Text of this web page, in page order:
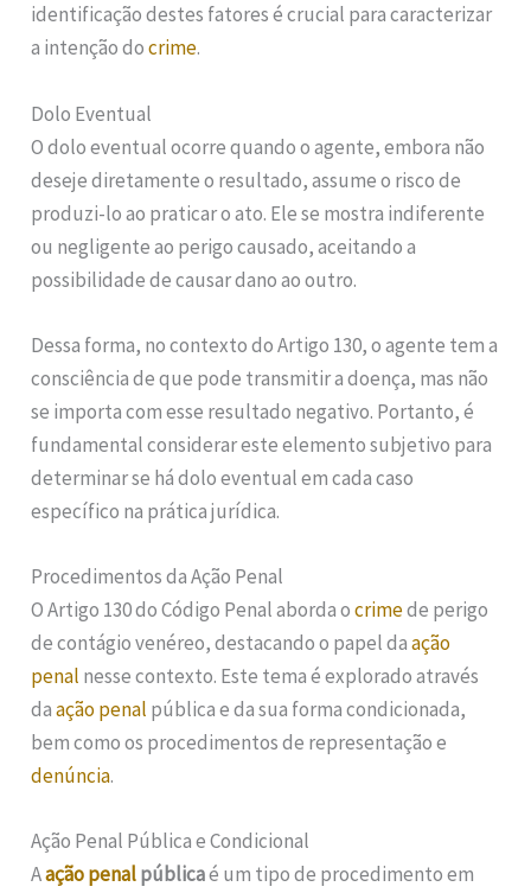
identificação destes fatores é crucial para caracterizar
a intenção docrime.
Dolo Eventual
O dolo eventual ocorre quando o agente, embora não
deseje diretamente o resultado, assume o risco de
produzi-lo ao praticar o ato. Ele se mostra indiferente
ou negligente ao perigo causado, aceitando a
possibilidade de causar dano ao outro.
Dessa forma, no contexto do Artigo 130, o agente tem a
consciência de que pode transmitir a doença, mas não
se importa com esse resultado negativo. Portanto, é
fundamental considerar este elemento subjetivo para
determinar se há dolo eventual em cada caso
específico na prática jurídica.
Procedimentos da Ação Penal
O Artigo 130 do Código Penal aborda ocrimede perigo
de contágio venéreo, destacando o papel daação
penal nesse contexto. Este tema é explorado através
daação penal pública e da sua forma condicionada,
bem como os procedimentos de representação e
denúncia.
Ação Penal Pública e Condicional
Aação penalpúblicaé um tipo de procedimento em